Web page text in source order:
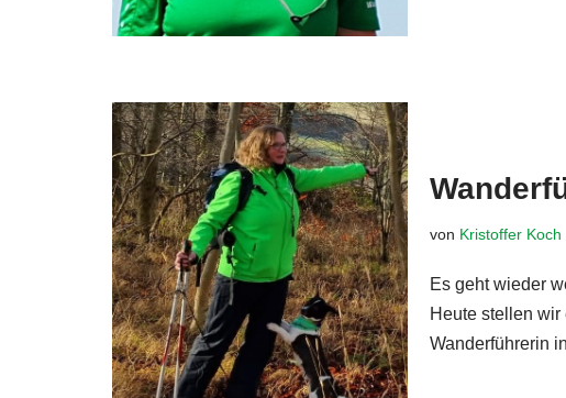
von Kristoffer Koch
Es geht wieder
Heute stellen
Wanderführerin